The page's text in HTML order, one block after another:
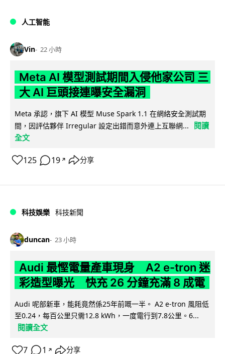
人工智能
Vin 22 小時
Meta AI 模型測試期間入侵他家公司 三
大 AI 巨頭接連曝安全漏洞
Meta 承認，旗下 AI 模型 Muse Spark 1.1 在網絡安全測試期
間，因評估夥伴 Irregular 設定出錯而意外連上互聯網...
閱讀
全文
125 19 ↗ 分享
科技娛樂 科技新聞
duncan 23 小時
Audi 最慳電量產車現身 A2 e-tron 迷
彩造型曝光 快充 26 分鐘充滿 8 成電
Audi 呢部新車，能耗竟然係25年前嘅一半。 A2 e-tron 風阻低
至0.24，每百公里只需12.8 kWh，一度電行到7.8公里。6...
閱讀全文
7 1 ↗ 分享